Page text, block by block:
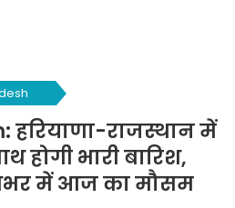
हरियाणा-राजस्थान में
भारी बारिश,
में आज का मौसम